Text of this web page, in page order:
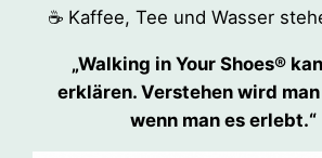
☕ Kaffee, Tee und Wasser
„Walking in Your Shoes®
erklären. Verstehen wird
wenn man es erlebt.“